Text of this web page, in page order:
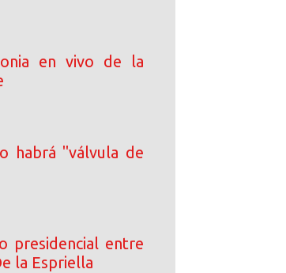
en vivo de la
habrá "válvula de
presidencial entre
la Espriella